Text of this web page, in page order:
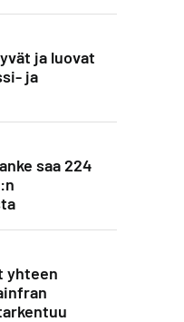
ja luovat
ja
saa 224
yhteen